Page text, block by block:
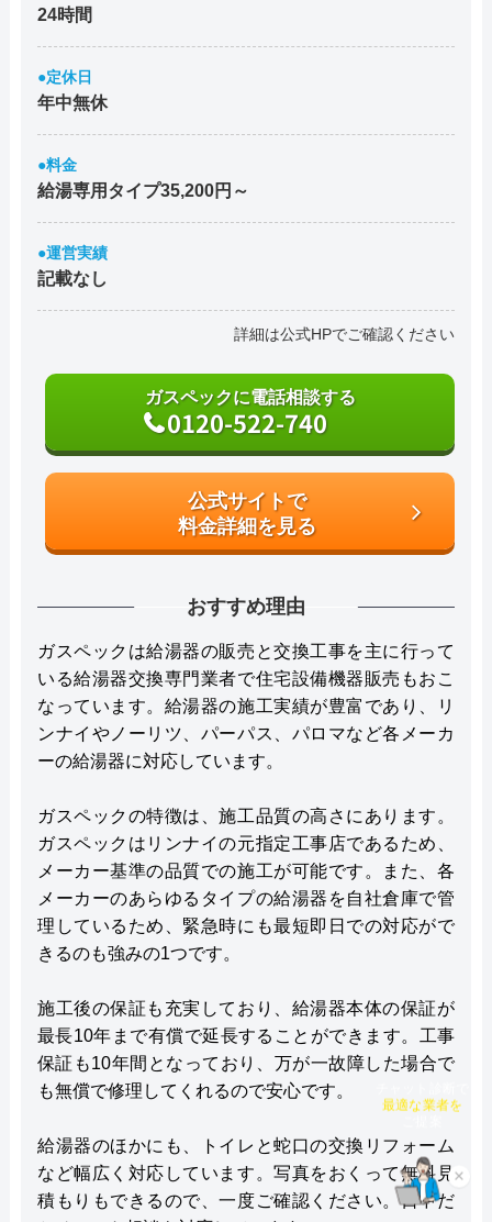
24時間
●定休日
年中無休
●料金
給湯専用タイプ35,200円～
●運営実績
記載なし
詳細は公式HPでご確認ください
ガスペックに電話相談する
0120-522-740
公式サイトで
料金詳細を見る
おすすめ理由
ガスペックは給湯器の販売と交換工事を主に行って
いる給湯器交換専門業者で住宅設備機器販売もおこ
なっています。給湯器の施工実績が豊富であり、リ
ンナイやノーリツ、パーパス、パロマなど各メーカ
ーの給湯器に対応しています。
ガスペックの特徴は、施工品質の高さにあります。
ガスペックはリンナイの元指定工事店であるため、
メーカー基準の品質での施工が可能です。また、各
メーカーのあらゆるタイプの給湯器を自社倉庫で管
理しているため、緊急時にも最短即日での対応がで
きるのも強みの1つです。
施工後の保証も充実しており、給湯器本体の保証が
最長10年まで有償で延長することができます。工事
保証も10年間となっており、万が一故障した場合で
も無償で修理してくれるので安心です。
給湯器のほかにも、トイレと蛇口の交換リフォーム
など幅広く対応しています。写真をおくって無料見
積もりもできるので、一度ご確認ください。日中だ
×
チャット診断で
最適な業者を